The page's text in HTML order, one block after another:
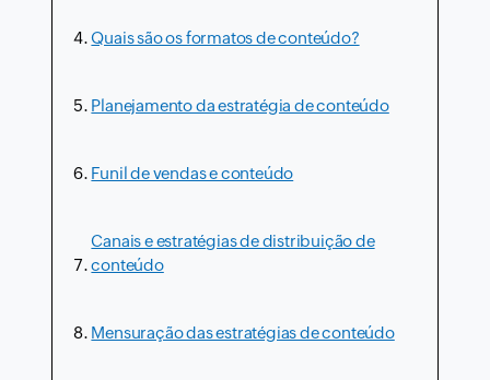
Quais são os formatos de conteúdo?
Planejamento da estratégia de conteúdo
Funil de vendas e conteúdo
Canais e estratégias de distribuição de
conteúdo
Mensuração das estratégias de conteúdo